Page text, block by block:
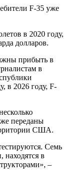
в 2020 году,
долларов.
прибыть в
в
в 2026 году, F-
переданы
США.
Семь
в
–